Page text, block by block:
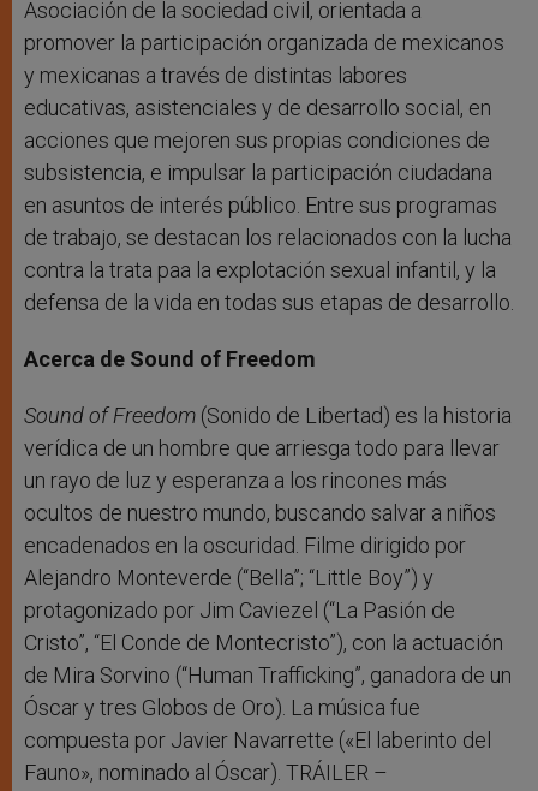
Asociación de la sociedad civil, orientada a
promover la participación organizada de mexicanos
y mexicanas a través de distintas labores
educativas, asistenciales y de desarrollo social, en
acciones que mejoren sus propias condiciones de
subsistencia, e impulsar la participación ciudadana
en asuntos de interés público. Entre sus programas
de trabajo, se destacan los relacionados con la lucha
contra la trata paa la explotación sexual infantil, y la
defensa de la vida en todas sus etapas de desarrollo.
Acerca de Sound of Freedom
Sound of Freedom (Sonido de Libertad) es la historia
verídica de un hombre que arriesga todo para llevar
un rayo de luz y esperanza a los rincones más
ocultos de nuestro mundo, buscando salvar a niños
encadenados en la oscuridad. Filme dirigido por
Alejandro Monteverde (“Bella”; “Little Boy”) y
protagonizado por Jim Caviezel (“La Pasión de
Cristo”, “El Conde de Montecristo”), con la actuación
de Mira Sorvino (“Human Trafficking”, ganadora de un
Óscar y tres Globos de Oro). La música fue
compuesta por Javier Navarrette («El laberinto del
Fauno», nominado al Óscar). TRÁILER –